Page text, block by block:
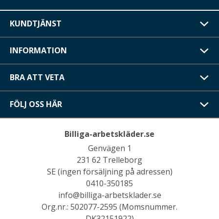
KUNDTJÄNST
INFORMATION
BRA ATT VETA
FÖLJ OSS HÄR
Billiga-arbetskläder.se
Genvägen 1
231 62 Trelleborg
SE (ingen försäljning på adressen)
0410-350185
info@billiga-arbetsklader.se
Org.nr.: 502077-2595 (Momsnummer.